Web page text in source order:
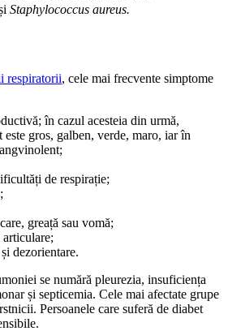
Staphylococcus aureus.
respiratorii, cele mai frecvente simptome
în cazul acesteia din urmă,
este gros, galben, verde, maro, iar în
de respirație;
greață sau vomă;
dezorientare.
se numără pleurezia, insuficiența
și septicemia. Cele mai afectate grupe
Persoanele care suferă de diabet